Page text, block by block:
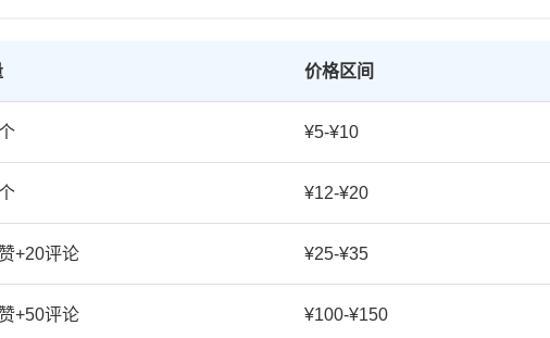
价格区间
¥5-¥10
¥12-¥20
+20评论 ¥25-¥35
+50评论 ¥100-¥150